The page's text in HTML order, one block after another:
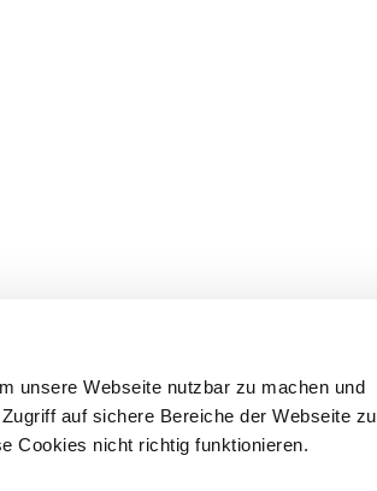
unsere Webseite nutzbar zu machen und
auf sichere Bereiche der Webseite zu
Cookies nicht richtig funktionieren.